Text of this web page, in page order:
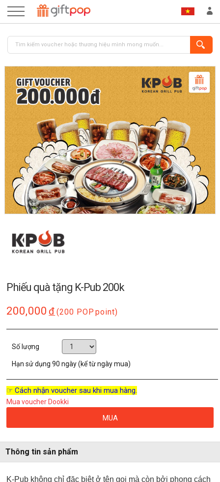
ĐĂNG NHẬP ĐĂNG KÝ
Phiếu quà tặng K-Pub 200k
200,000 đ (200 POP point)
Số lượng
Hạn sử dụng90 ngày (kể từ ngày mua)
☞ Cách nhận voucher sau khi mua hàng.
Mua voucher Dookki
MUA
Thông tin sản phẩm
K-Pub không chỉ đặc biệt ở tên gọi mà còn bởi phong cách